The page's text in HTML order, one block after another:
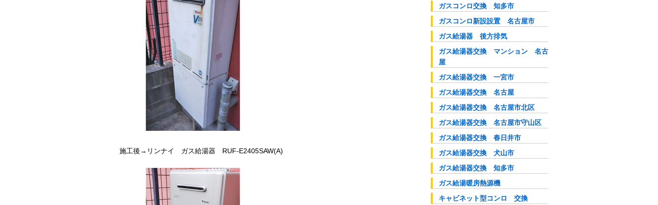
施工後→リンナイ ガス給湯器 RUF-E2405SAW(A)
ガスコンロ交換 知多市
ガスコンロ新設設置 名古屋市
ガス給湯器 後方排気
ガス給湯器交換 マンション 名古
屋
ガス給湯器交換 一宮市
ガス給湯器交換 名古屋
ガス給湯器交換 名古屋市北区
ガス給湯器交換 名古屋市守山区
ガス給湯器交換 春日井市
ガス給湯器交換 犬山市
ガス給湯器交換 知多市
ガス給湯暖房熱源機
キャビネット型コンロ 交換